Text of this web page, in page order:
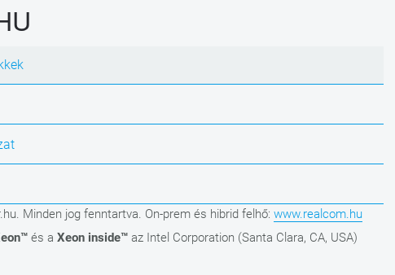
Minden jog fenntartva. On-prem és hibrid felhő: www.realcom.hu
és a Xeon inside™ az Intel Corporation (Santa Clara, CA, USA)